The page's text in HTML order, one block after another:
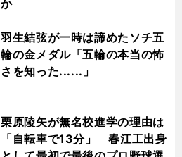
か
羽生結弦が一時は諦めたソチ五
輪の金メダル「五輪の本当の怖
さを知った......」
栗原陵矢が無名校進学の理由は
「自転車で13分」 春江工出身